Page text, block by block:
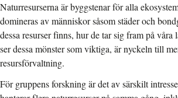
Naturresurserna är byggstenar för alla
domineras av människor såsom städer och
dessa resurser finns, hur de tar sig fram på
ser dessa mönster som viktiga, är nyckeln till
resursförvaltning.
För gruppens forskning är det av särskilt